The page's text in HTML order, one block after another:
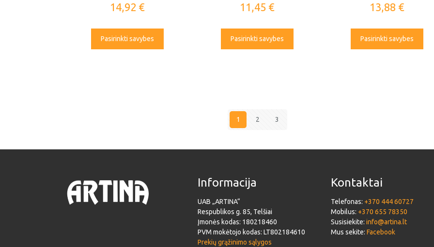
14,92 €
Pasirinkti savybes
11,45 €
Pasirinkti savybes
13,88 €
Pasirinkti savybes
1 2 3
Informacija
UAB „ARTINA“
Respublikos g. 85, Telšiai
Įmonės kodas: 180218460
PVM mokėtojo kodas: LT802184610
Prekių grąžinimo sąlygos
Kontaktai
Telefonas: +370 444 60727
Mobilus: +370 655 78350
Susisiekite: info@artina.lt
Mus sekite: Facebook